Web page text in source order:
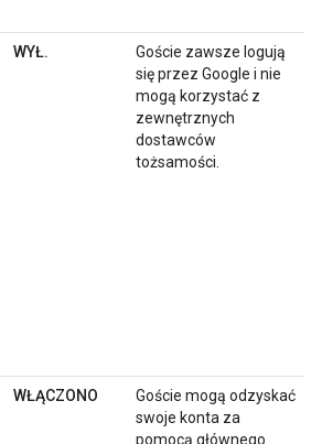
WYŁ.
Goście zawsze logują
się przez Google i nie
mogą korzystać z
zewnętrznych
dostawców
tożsamości.
WŁĄCZONO
Goście mogą odzyskać
swoje konta za
pomocą głównego